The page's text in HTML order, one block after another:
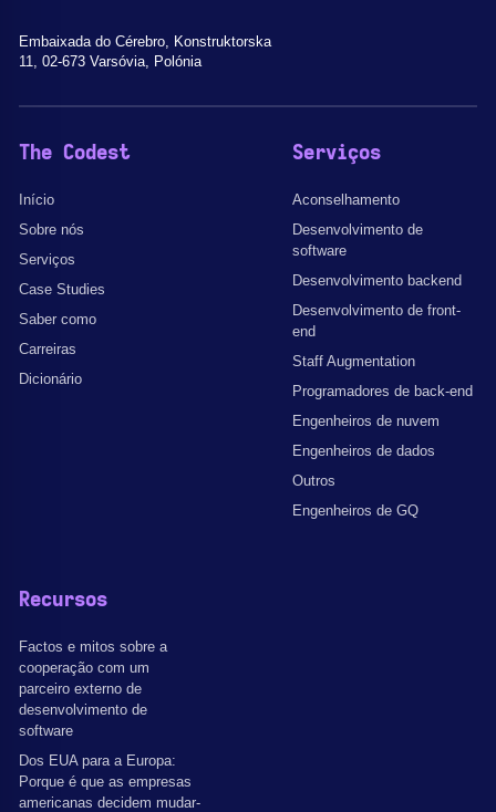
Embaixada do Cérebro, Konstruktorska
11, 02-673 Varsóvia, Polónia
The Codest
Início
Sobre nós
Serviços
Case Studies
Saber como
Carreiras
Dicionário
Serviços
Aconselhamento
Desenvolvimento de
software
Desenvolvimento backend
Desenvolvimento de front-
end
Staff Augmentation
Programadores de back-end
Engenheiros de nuvem
Engenheiros de dados
Outros
Engenheiros de GQ
Recursos
Factos e mitos sobre a
cooperação com um
parceiro externo de
desenvolvimento de
software
Dos EUA para a Europa:
Porque é que as empresas
americanas decidem mudar-